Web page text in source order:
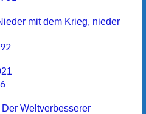
mit dem Krieg, nieder
Weltverbesserer